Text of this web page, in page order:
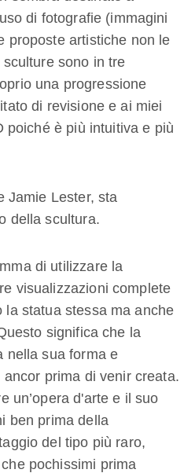
di fotografie (immagini
proposte artistiche non le
sono in tre
una progressione
di revisione e ai miei
poiché è più intuitiva e più
Jamie Lester, sta
della scultura.
di utilizzare la
visualizzazioni complete
la statua stessa ma anche
significa che la
nella sua forma e
prima di venir creata.
un’opera d'arte e il suo
ben prima della
del tipo più raro,
pochissimi prima